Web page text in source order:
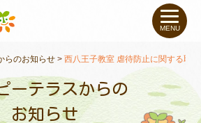
て
子さま（０〜６才）
校生の お子さま
MENU
らのお知らせ >西八王子教室 虐待防止に関する取
ーテラスからの
お知らせ